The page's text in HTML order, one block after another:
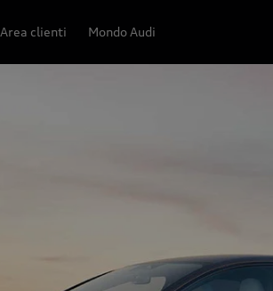
Area clienti Mondo Audi